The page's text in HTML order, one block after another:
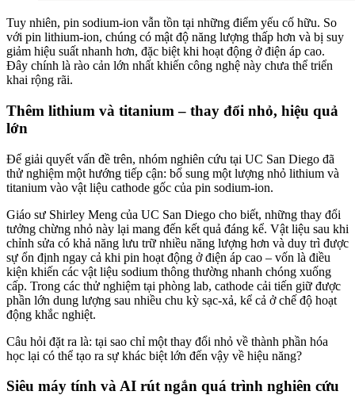
Tuy nhiên, pin sodium-ion vẫn tồn tại những điểm yếu cố hữu. So
với pin lithium-ion, chúng có mật độ năng lượng thấp hơn và bị suy
giảm hiệu suất nhanh hơn, đặc biệt khi hoạt động ở điện áp cao.
Đây chính là rào cản lớn nhất khiến công nghệ này chưa thể triển
khai rộng rãi.
Thêm lithium và titanium – thay đổi nhỏ, hiệu quả
lớn
Để giải quyết vấn đề trên, nhóm nghiên cứu tại UC San Diego đã
thử nghiệm một hướng tiếp cận: bổ sung một lượng nhỏ lithium và
titanium vào vật liệu cathode gốc của pin sodium-ion.
Giáo sư Shirley Meng của UC San Diego cho biết, những thay đổi
tưởng chừng nhỏ này lại mang đến kết quả đáng kể. Vật liệu sau khi
chỉnh sửa có khả năng lưu trữ nhiều năng lượng hơn và duy trì được
sự ổn định ngay cả khi pin hoạt động ở điện áp cao – vốn là điều
kiện khiến các vật liệu sodium thông thường nhanh chóng xuống
cấp. Trong các thử nghiệm tại phòng lab, cathode cải tiến giữ được
phần lớn dung lượng sau nhiều chu kỳ sạc-xả, kể cả ở chế độ hoạt
động khắc nghiệt.
Câu hỏi đặt ra là: tại sao chỉ một thay đổi nhỏ về thành phần hóa
học lại có thể tạo ra sự khác biệt lớn đến vậy về hiệu năng?
Siêu máy tính và AI rút ngắn quá trình nghiên cứu